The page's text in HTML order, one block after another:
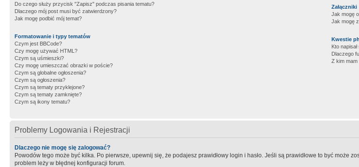
Do czego służy przycisk "Zapisz" podczas pisania tematu?
Dlaczego mój post musi być zatwierdzony?
Jak mogę podbić mój temat?
Formatowanie i typy tematów
Czym jest BBCode?
Czy mogę używać HTML?
Czym są uśmieszki?
Czy mogę umieszczać obrazki w poście?
Czym są globalne ogłoszenia?
Czym są ogłoszenia?
Czym są tematy przyklejone?
Czym są tematy zamknięte?
Czym są ikony tematu?
Załączniki
Jak mogę
Jak mogę
Kwestie
Kto
Dlaczego
Z kim
Problemy Logowania i Rejestracji
Dlaczego nie mogę się zalogować?
Powodów tego może być kilka. Po pierwsze, upewnij się, że podajesz prawidłowy login i hasło. Jeśli są prawidłowe to być może
problem leży w błędnej konfiguracji forum.